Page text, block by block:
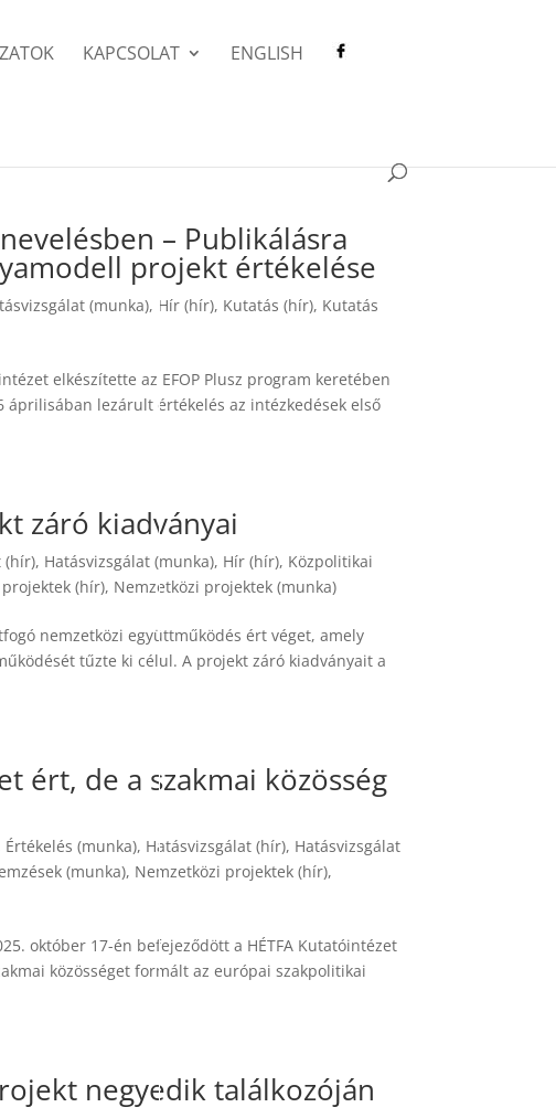
KAPCSOLAT ENGLISH
– Publikálásra
projekt értékelése
(munka), Hír (hír), Kutatás (hír), Kutatás
elkészítette az EFOP Plusz program keretében
áprilisában lezárult értékelés az intézkedések első
záró kiadványai
(hír), Hatásvizsgálat (munka), Hír (hír), Közpolitikai
(hír), Nemzetközi projektek (munka)
nemzetközi együttműködés ért véget, amely
tűzte ki célul. A projekt záró kiadványait a
ért, de a szakmai közösség
Értékelés (munka), Hatásvizsgálat (hír), Hatásvizsgálat
(munka), Nemzetközi projektek (hír),
október 17-én befejeződött a HÉTFA Kutatóintézet
közösséget formált az európai szakpolitikai
negyedik találkozóján